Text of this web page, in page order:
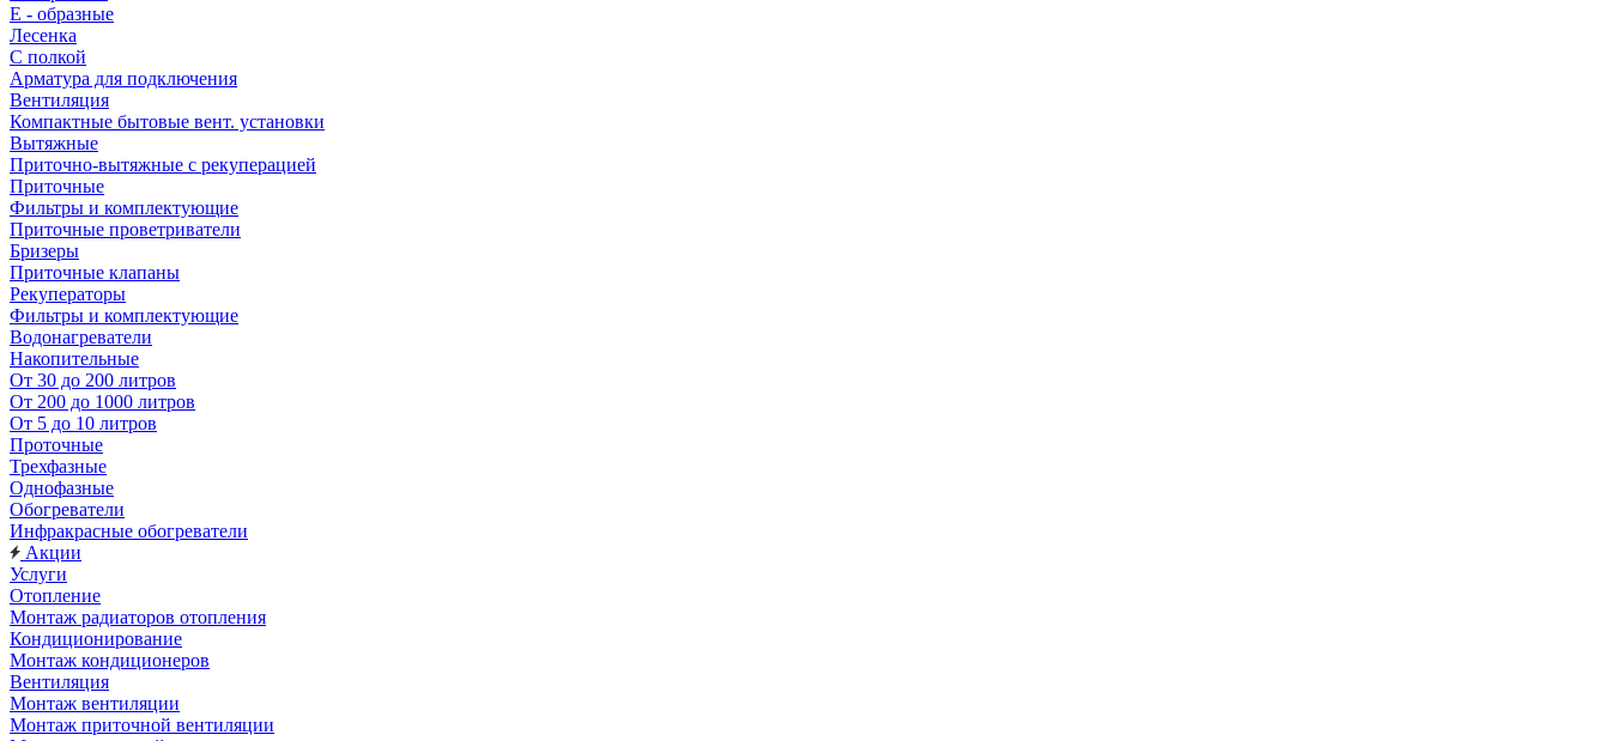
E - образные
Лесенка
С полкой
Арматура для подключения
Вентиляция
Компактные бытовые вент. установки
Вытяжные
Приточно-вытяжные с рекуперацией
Приточные
Фильтры и комплектующие
Приточные проветриватели
Бризеры
Приточные клапаны
Рекуператоры
Фильтры и комплектующие
Водонагреватели
Накопительные
От 30 до 200 литров
От 200 до 1000 литров
От 5 до 10 литров
Проточные
Трехфазные
Однофазные
Обогреватели
Инфракрасные обогреватели
Акции
Услуги
Отопление
Монтаж радиаторов отопления
Кондиционирование
Монтаж кондиционеров
Вентиляция
Монтаж вентиляции
Монтаж приточной вентиляции